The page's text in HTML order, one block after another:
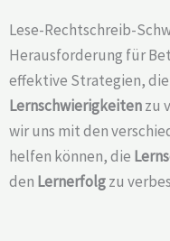
Lese-Rechtschreib-
Herausforderung für
effektive Strategien,
Lernschwierigkeitenzu
wir uns mit den
helfen können, die
den Lernerfolgzu